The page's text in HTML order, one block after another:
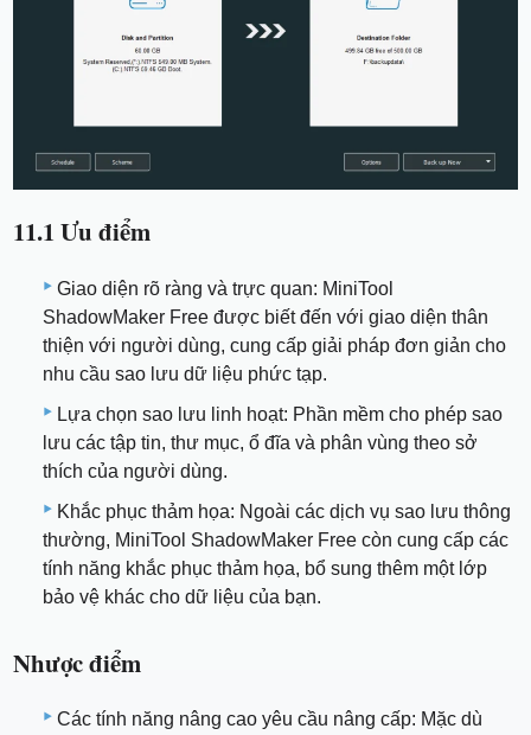
11.1 Ưu điểm
Giao diện rõ ràng và trực quan: MiniTool
ShadowMaker Free được biết đến với giao diện thân
thiện với người dùng, cung cấp giải pháp đơn giản cho
nhu cầu sao lưu dữ liệu phức tạp.
Lựa chọn sao lưu linh hoạt: Phần mềm cho phép sao
lưu các tập tin, thư mục, ổ đĩa và phân vùng theo sở
thích của người dùng.
Khắc phục thảm họa: Ngoài các dịch vụ sao lưu thông
thường, MiniTool ShadowMaker Free còn cung cấp các
tính năng khắc phục thảm họa, bổ sung thêm một lớp
bảo vệ khác cho dữ liệu của bạn.
Nhược điểm
Các tính năng nâng cao yêu cầu nâng cấp: Mặc dù